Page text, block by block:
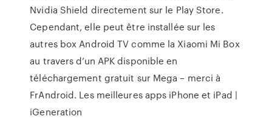
Nvidia Shield directement sur le Play Store.
Cependant, elle peut être installée sur les
autres box Android TV comme la Xiaomi Mi Box
au travers d’un APK disponible en
téléchargement gratuit sur Mega – merci à
FrAndroid. Les meilleures apps iPhone et iPad |
iGeneration